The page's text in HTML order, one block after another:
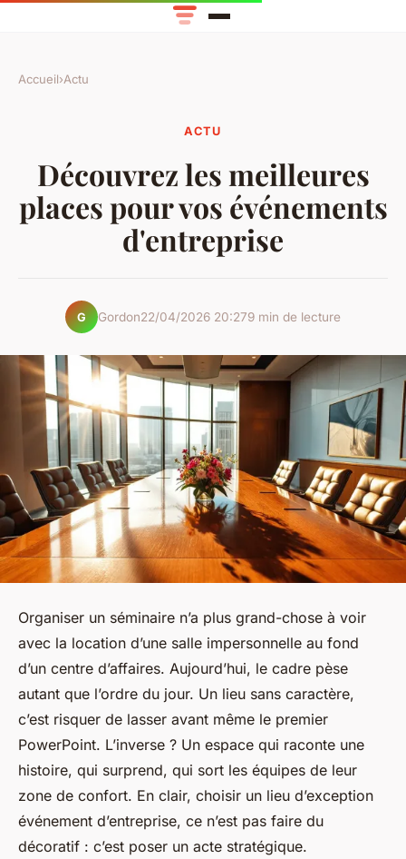
Accueil›Actu
ACTU
Découvrez les meilleures
places pour vos événements
d'entreprise
G Gordon22/04/2026 20:279 min de lecture
Organiser un séminaire n’a plus grand-chose à voir
avec la location d’une salle impersonnelle au fond
d’un centre d’affaires. Aujourd’hui, le cadre pèse
autant que l’ordre du jour. Un lieu sans caractère,
c’est risquer de lasser avant même le premier
PowerPoint. L’inverse ? Un espace qui raconte une
histoire, qui surprend, qui sort les équipes de leur
zone de confort. En clair, choisir un lieu d’exception
événement d’entreprise, ce n’est pas faire du
décoratif : c’est poser un acte stratégique.